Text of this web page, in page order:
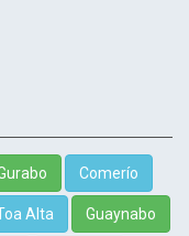
Comerío
Alta Guaynabo